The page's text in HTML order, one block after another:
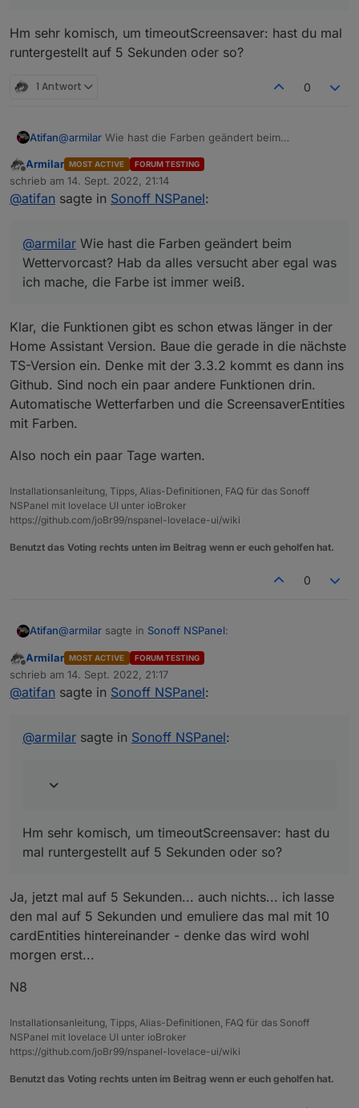
wieder aktiv.
Umgehen könnte man das halt, wenn jedes Mal
ausgelöst wird, der Timer erneuert würde.
Hm sehr komisch, um timeoutScreensaver: hast du mal
runtergestellt auf 5 Sekunden oder so?
1 Antwort 0
Atifan@armilar Wie hast die Farben geändert beim
mache, die Farbe ist immer weiß.
Offline
Armilar MOST ACTIVE FORUM TESTING
schrieb am 14. Sept. 2022, 21:14
zuletzt editiert von
@atifan sagte in Sonoff NSPanel:
@armilar Wie hast die Farben geändert beim
Wettervorcast? Hab da alles versucht aber egal was
ich mache, die Farbe ist immer weiß.
Klar, die Funktionen gibt es schon etwas länger in der
Home Assistant Version. Baue die gerade in die nächste
TS-Version ein. Denke mit der 3.3.2 kommt es dann ins
Github. Sind noch ein paar andere Funktionen drin.
Automatische Wetterfarben und die ScreensaverEntities
mit Farben.
Also noch ein paar Tage warten.
Installationsanleitung, Tipps, Alias-Definitionen, FAQ für das Sonoff
NSPanel mit lovelace UI unter ioBroker
https://github.com/joBr99/nspanel-lovelace-ui/wiki
Benutzt das Voting rechts unten im Beitrag wenn er euch geholfen hat.
0
Atifan@armilar sagte in Sonoff NSPanel:
Kann den Fehler nicht reproduzieren. Habe jetzt
mal auf 2 aufeinanderfolgenden cardEnities 2
Hm sehr komisch, um timeoutScreensaver: hast du mal
Offline
Armilar MOST ACTIVE FORUM TESTING
schrieb am 14. Sept. 2022, 21:17
zuletzt editiert von
@atifan sagte in Sonoff NSPanel:
@armilar sagte in Sonoff NSPanel:
Hm sehr komisch, um timeoutScreensaver: hast du
mal runtergestellt auf 5 Sekunden oder so?
Ja, jetzt mal auf 5 Sekunden... auch nichts... ich lasse
den mal auf 5 Sekunden und emuliere das mal mit 10
cardEntities hintereinander - denke das wird wohl
morgen erst...
N8
Installationsanleitung, Tipps, Alias-Definitionen, FAQ für das Sonoff
NSPanel mit lovelace UI unter ioBroker
https://github.com/joBr99/nspanel-lovelace-ui/wiki
Benutzt das Voting rechts unten im Beitrag wenn er euch geholfen hat.